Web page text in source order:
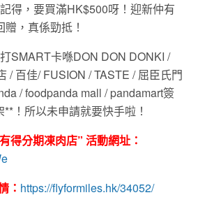
得，要買滿HK$500呀！迎新仲有
，真係勁抵！
SMART卡喺DON DON DONKI /
/ 百佳/ FUSION / TASTE / 屈臣氏門
/ foodpanda mall / pandamart簽
！所以未申請就要快手啦！
得分期凍肉店” 活動網址：
： https://flyformiles.hk/34052/